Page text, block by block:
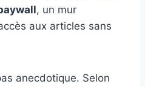
, un mur
aux articles sans
anecdotique. Selon